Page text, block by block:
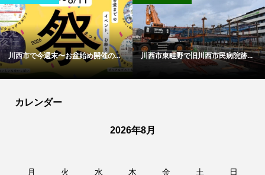
川西市で今週末〜お盆始め開催の... 川西市東畦野で旧川西市民病院跡...
カレンダー
2026年8月
月 火 水 木 金 土 日